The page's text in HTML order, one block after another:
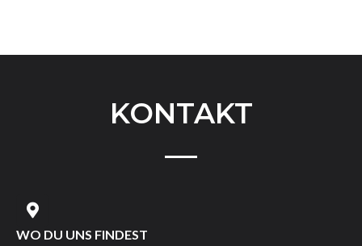
KONTAKT
WO DU UNS FINDEST